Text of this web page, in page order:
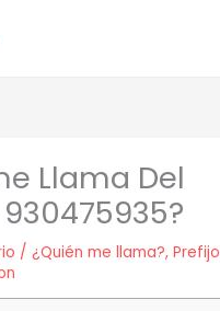
Llama Del
/¿Quién me llama?,